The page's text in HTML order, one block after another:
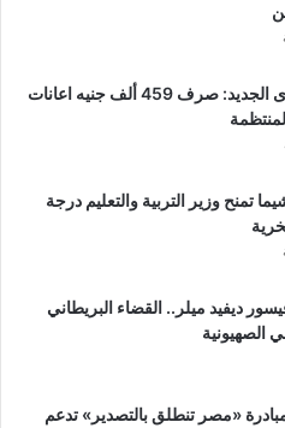
محافظ الوادى الجديد: صرف 459 ألف جنيه اعانات
تمنح وزير التربية والتعليم درجة
ديفيد ميلر.. القضاء البريطاني
الصهيونية
«مصر تنطلق بالتصدير» تدعم